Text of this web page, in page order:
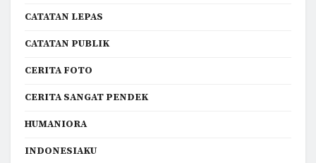
CATATAN LEPAS
CATATAN PUBLIK
CERITA FOTO
CERITA SANGAT PENDEK
HUMANIORA
INDONESIAKU